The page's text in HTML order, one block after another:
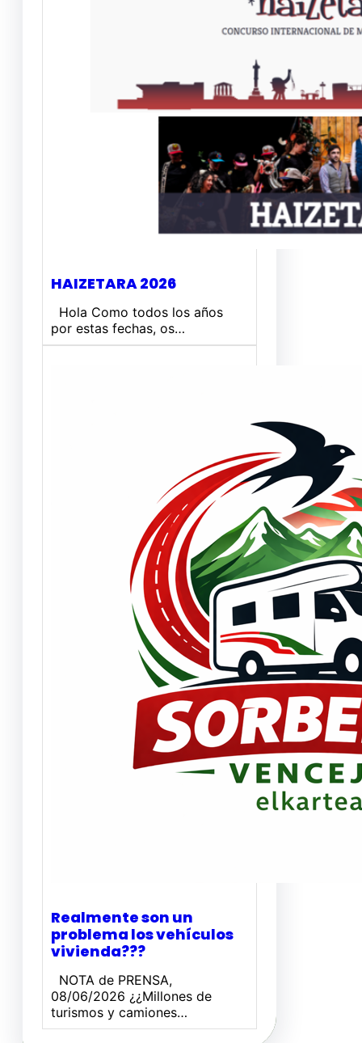
HAIZETARA 2026
Hola Como todos los años
por estas fechas, os…
Realmente son un
problema los vehículos
vivienda???
NOTA de PRENSA,
08/06/2026 ¿¿Millones de
turismos y camiones…